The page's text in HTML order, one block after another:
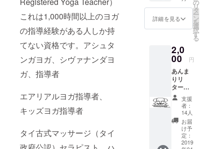
これは1,000時間以上のヨガ
の指導経験がある人しか持
てない資格です。アシュタ
ンガヨガ、シヴァナンダヨ
ガ、指導者
エアリアルヨガ指導者、
キッズヨガ指導者
タイ古式マッサージ（タイ
加しま
す。 タ
イ古式
マッ
（ご来
店時の
着衣の
まま）
１５分
を体験
して頂
けま
す。
マッ
サージ
は、医
療法に
詳細を見る
の
リ
タ
ー
ン
を
選
択
す
る
2,0
00 円
あんま
りリ
ターン
には興
味ない
けどサ
ポート
してあ
げよう
という
支援
者：
14人
お届
け予
定：
2019